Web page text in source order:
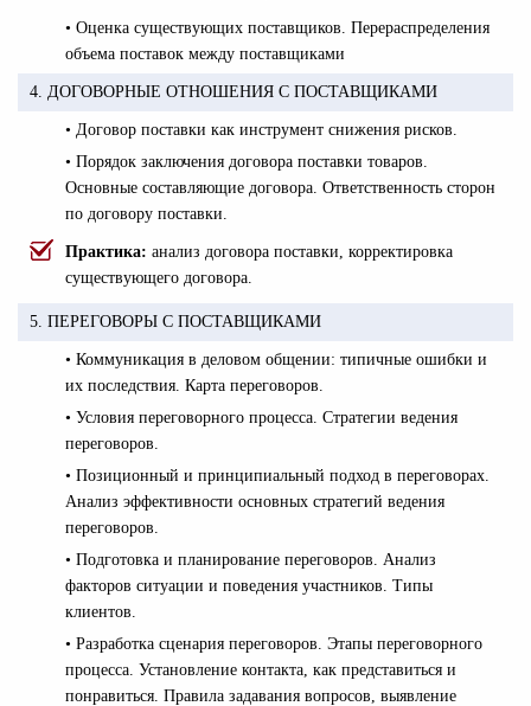
• Оценка существующих поставщиков. Перераспределения
объема поставок между поставщиками
4. ДОГОВОРНЫЕ ОТНОШЕНИЯ С ПОСТАВЩИКАМИ
• Договор поставки как инструмент снижения рисков.
• Порядок заключения договора поставки товаров.
Основные составляющие договора. Ответственность сторон
по договору поставки.
Практика: анализ договора поставки, корректировка
существующего договора.
5. ПЕРЕГОВОРЫ С ПОСТАВЩИКАМИ
• Коммуникация в деловом общении: типичные ошибки и
их последствия. Карта переговоров.
• Условия переговорного процесса. Стратегии ведения
переговоров.
• Позиционный и принципиальный подход в переговорах.
Анализ эффективности основных стратегий ведения
переговоров.
• Подготовка и планирование переговоров. Анализ
факторов ситуации и поведения участников. Типы
клиентов.
• Разработка сценария переговоров. Этапы переговорного
процесса. Установление контакта, как представиться и
понравиться. Правила задавания вопросов, выявление